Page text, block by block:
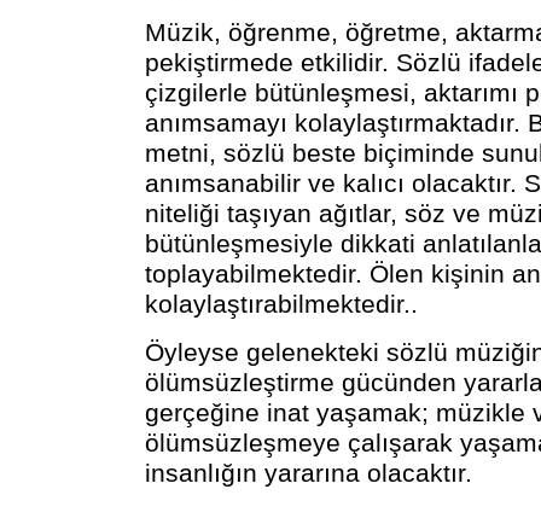
Müzik, öğrenme, öğretme,
pekiştirmede etkilidir. Sözlü
çizgilerle bütünleşmesi, aktarımı
anımsamayı kolaylaştırmaktadır.
metni, sözlü beste biçiminde
anımsanabilir ve kalıcı olacaktır.
niteliği taşıyan ağıtlar, söz ve
bütünleşmesiyle dikkati
toplayabilmektedir. Ölen kişinin
kolaylaştırabilmektedir..
Öyleyse gelenekteki sözlü
ölümsüzleştirme gücünden
gerçeğine inat yaşamak; müzikle
ölümsüzleşmeye çalışarak
insanlığın yararına olacaktır.